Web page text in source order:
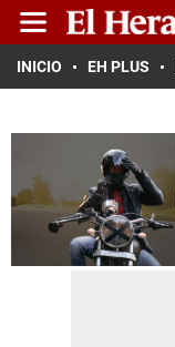
INICIO EH PLUS